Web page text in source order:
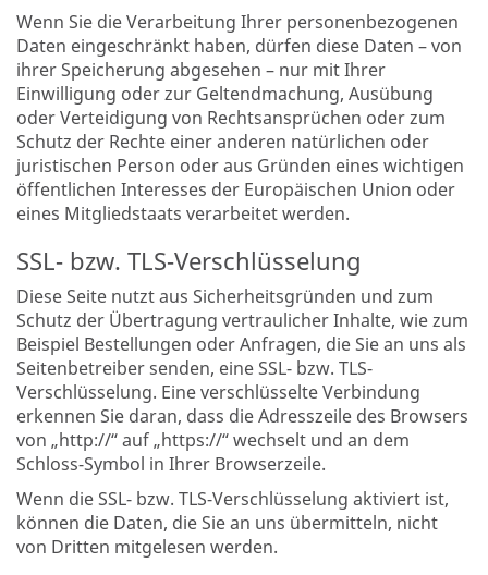
Wenn Sie die Verarbeitung Ihrer personenbezogenen
Daten eingeschränkt haben, dürfen diese Daten – von
ihrer Speicherung abgesehen – nur mit Ihrer
Einwilligung oder zur Geltendmachung, Ausübung
oder Verteidigung von Rechtsansprüchen oder zum
Schutz der Rechte einer anderen natürlichen oder
juristischen Person oder aus Gründen eines wichtigen
öffentlichen Interesses der Europäischen Union oder
eines Mitgliedstaats verarbeitet werden.
SSL- bzw. TLS-Verschlüsselung
Diese Seite nutzt aus Sicherheitsgründen und zum
Schutz der Übertragung vertraulicher Inhalte, wie zum
Beispiel Bestellungen oder Anfragen, die Sie an uns als
Seitenbetreiber senden, eine SSL- bzw. TLS-
Verschlüsselung. Eine verschlüsselte Verbindung
erkennen Sie daran, dass die Adresszeile des Browsers
von „http://“ auf „https://“ wechselt und an dem
Schloss-Symbol in Ihrer Browserzeile.
Wenn die SSL- bzw. TLS-Verschlüsselung aktiviert ist,
können die Daten, die Sie an uns übermitteln, nicht
von Dritten mitgelesen werden.